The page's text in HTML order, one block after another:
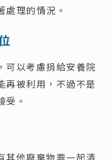
處理的情況。
可以考慮捐給安養院
再被利用，不過不是
受。
其他廢棄物要一起清